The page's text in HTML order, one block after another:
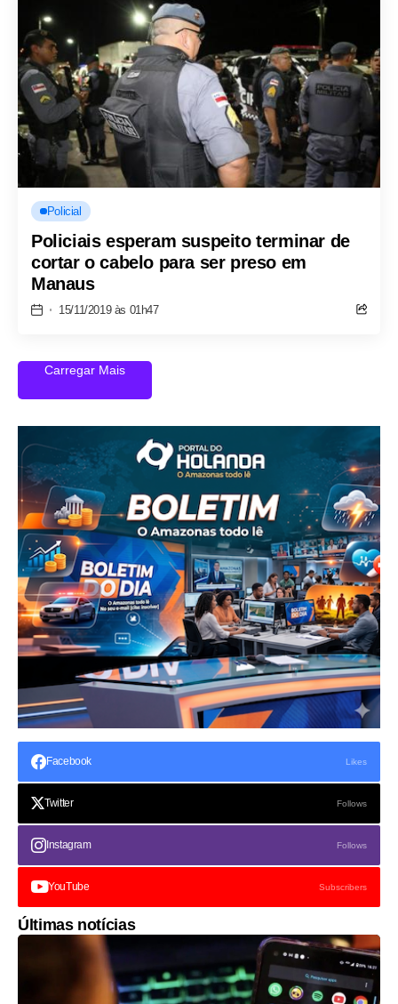
Policial
Policiais esperam suspeito terminar de
cortar o cabelo para ser preso em
Manaus
15/11/2019 às 01h47
Carregar Mais
Facebook Likes
Twitter Follows
Instagram Follows
YouTube Subscribers
Últimas notícias